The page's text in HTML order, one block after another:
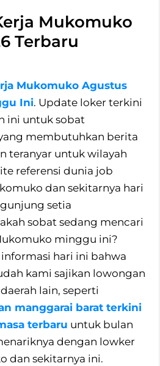
Mukomuko
Terbaru
Mukomuko Agustus
Ini. Update loker terkini
ini untuk sobat
yang membutuhkan berita
teranyar untuk wilayah
referensi dunia job
dan sekitarnya hari
setia
sobat sedang mencari
minggu ini?
hari ini bahwa
kami sajikan lowongan
lain, seperti
manggarai barat terkini
terbaru untuk bulan
dengan lowker
dan sekitarnya ini.